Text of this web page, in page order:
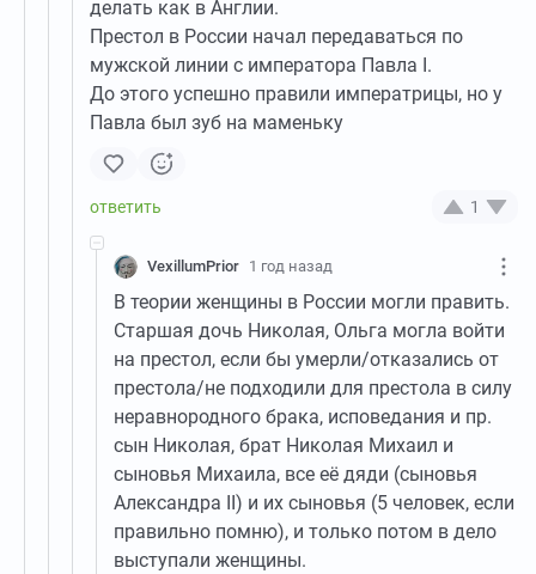
делать как в Англии.
Престол в России начал передаваться по
мужской линии с императора Павла I.
До этого успешно правили императрицы, но у
Павла был зуб на маменьку
1
VexillumPrior 1 год назад
В теории женщины в России могли править.
Старшая дочь Николая, Ольга могла войти
на престол, если бы умерли/отказались от
престола/не подходили для престола в силу
неравнородного брака, исповедания и пр.
сын Николая, брат Николая Михаил и
сыновья Михаила, все её дяди (сыновья
Александра II) и их сыновья (5 человек, если
правильно помню), и только потом в дело
выступали женщины.